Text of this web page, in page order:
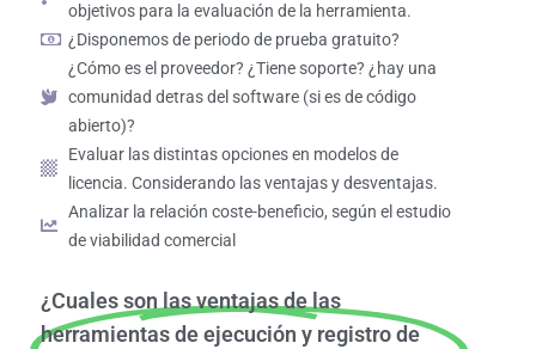
objetivos para la evaluación de la herramienta.
¿Disponemos de periodo de prueba gratuito?
¿Cómo es el proveedor? ¿Tiene soporte? ¿hay una
comunidad detras del software (si es de código
abierto)?
Evaluar las distintas opciones en modelos de
licencia. Considerando las ventajas y desventajas.
Analizar la relación coste-beneficio, según el estudio
de viabilidad comercial
¿Cuales son las ventajas de las
herramientas de ejecución y registro de